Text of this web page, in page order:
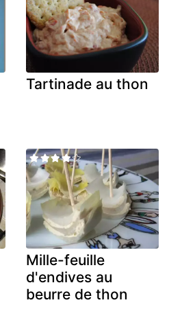
Tartinade au thon
Mille-feuille
d'endives au
beurre de thon